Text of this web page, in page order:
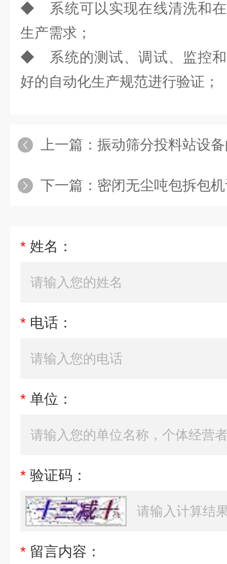
◆ 系统可以实现在线清洗和在
生产需求；
◆ 系统的测试、调试、监控和
好的自动化生产规范进行验证；
上一篇： 振动筛分投料站设
下一篇： 密闭无尘吨包拆包
* 姓名：
* 电话：
* 单位：
* 验证码：
* 留言内容：